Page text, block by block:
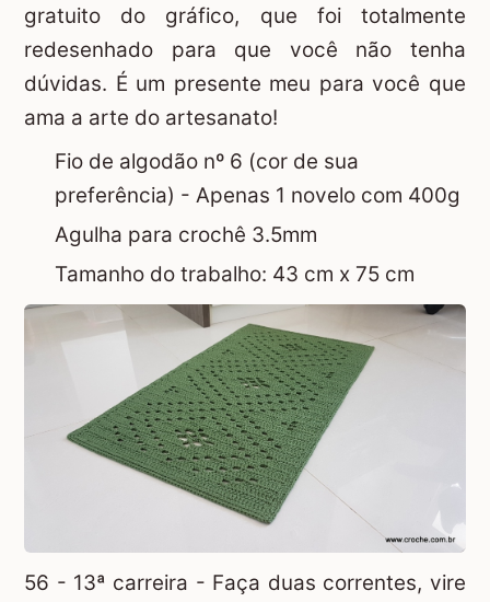
gratuito do gráfico, que foi totalmente
redesenhado para que você não tenha
dúvidas. É um presente meu para você que
ama a arte do artesanato!
Fio de algodão nº 6 (cor de sua
preferência) - Apenas 1 novelo com 400g
Agulha para crochê 3.5mm
Tamanho do trabalho: 43 cm x 75 cm
56 - 13ª carreira - Faça duas correntes, vire